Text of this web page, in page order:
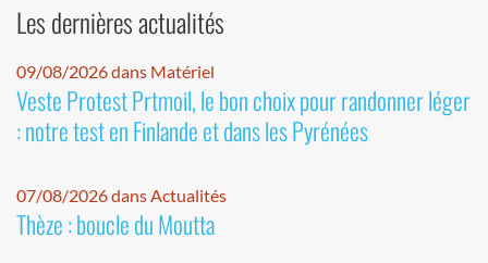
Les dernières actualités
09/08/2026 dans Matériel
Veste Protest Prtmoil, le bon choix pour randonner léger
: notre test en Finlande et dans les Pyrénées
07/08/2026 dans Actualités
Thèze : boucle du Moutta